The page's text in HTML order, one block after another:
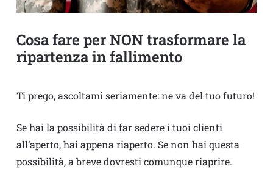
Cosa fare per NON trasformare la
ripartenza in fallimento
Ti prego, ascoltami seriamente: ne va del tuo futuro!
Se hai la possibilità di far sedere i tuoi clienti
all’aperto, hai appena riaperto. Se non hai questa
possibilità, a breve dovresti comunque riaprire.